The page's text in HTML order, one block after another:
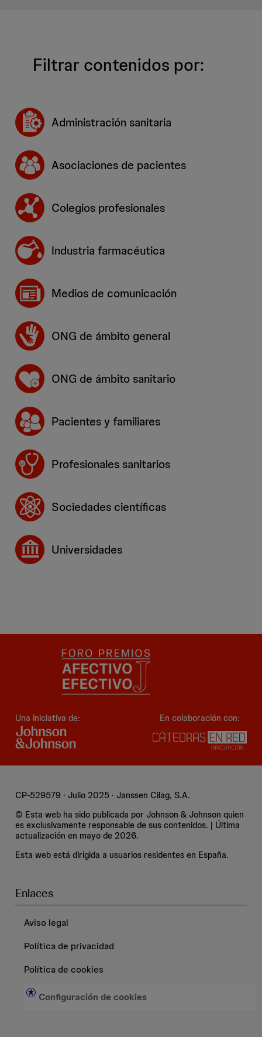
Filtrar contenidos por:
Administración sanitaria
Asociaciones de pacientes
Colegios profesionales
Industria farmacéutica
Medios de comunicación
ONG de ámbito general
ONG de ámbito sanitario
Pacientes y familiares
Profesionales sanitarios
Sociedades científicas
Universidades
Una iniciativa de: En colaboración con:
CP-529579 · Julio 2025 · Janssen Cilag, S.A.
© Esta web ha sido publicada por Johnson & Johnson quien
es exclusivamente responsable de sus contenidos. | Última
actualización en mayo de 2026.
Esta web está dirigida a usuarios residentes en España.
Enlaces
Aviso legal
Política de privacidad
Política de cookies
Configuración de cookies